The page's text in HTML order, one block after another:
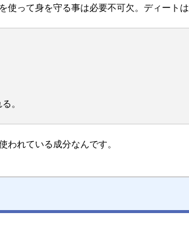
使って身を守る事は必要不可欠。ディートは
。
われている成分なんです。